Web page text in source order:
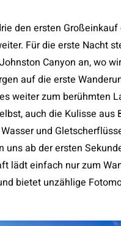
den ersten
Für die erste Nacht
Canyon an, wo
auf die erste
weiter zum berühmten
auch die Kulisse aus
und
uns ab der ersten
lädt einfach nur zum
bietet unzählige